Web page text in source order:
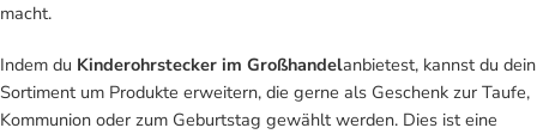
macht.
Indem du Kinderohrstecker im Großhandelanbietest, kannst du dein
Sortiment um Produkte erweitern, die gerne als Geschenk zur Taufe,
Kommunion oder zum Geburtstag gewählt werden. Dies ist eine